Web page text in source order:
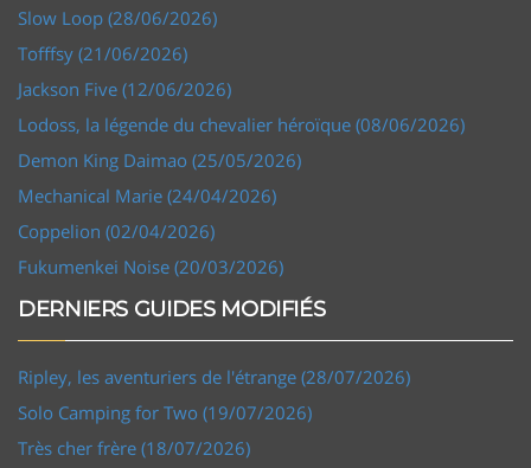
Slow Loop (28/06/2026)
Tofffsy (21/06/2026)
Jackson Five (12/06/2026)
Lodoss, la légende du chevalier héroïque (08/06/2026)
Demon King Daimao (25/05/2026)
Mechanical Marie (24/04/2026)
Coppelion (02/04/2026)
Fukumenkei Noise (20/03/2026)
DERNIERS GUIDES MODIFIÉS
Ripley, les aventuriers de l'étrange (28/07/2026)
Solo Camping for Two (19/07/2026)
Très cher frère (18/07/2026)